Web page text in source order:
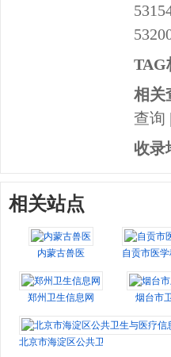
TAG
相关
查询 |
收录
相关站点
内蒙古兽医 自贡市医学
郑州卫生信息网 烟台市
北京市海淀区公共卫生与医疗信息服